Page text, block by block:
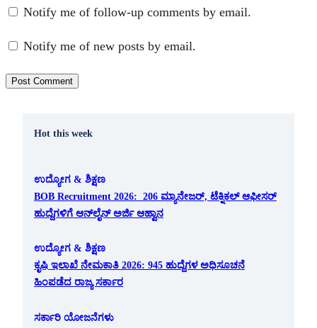
Notify me of follow-up comments by email.
Notify me of new posts by email.
Hot this week
ಉದ್ಯೋಗ & ಶಿಕ್ಷಣ
BOB Recruitment 2026: 206 ಮ್ಯಾನೇಜರ್, ಟೆಕ್ನಿಕಲ್ ಆಫೀಸರ್
ಹುದ್ದೆಗಳಿಗೆ ಆನ್‌ಲೈನ್ ಅರ್ಜಿ ಆಹ್ವಾನ
ಉದ್ಯೋಗ & ಶಿಕ್ಷಣ
ಕೃಷಿ ಇಲಾಖೆ ನೇಮಕಾತಿ 2026: 945 ಹುದ್ದೆಗಳ ಅಧಿಸೂಚನೆ
ಹಿಂಪಡೆದ ರಾಜ್ಯ ಸರ್ಕಾರ
ಸರ್ಕಾರಿ ಯೋಜನೆಗಳು